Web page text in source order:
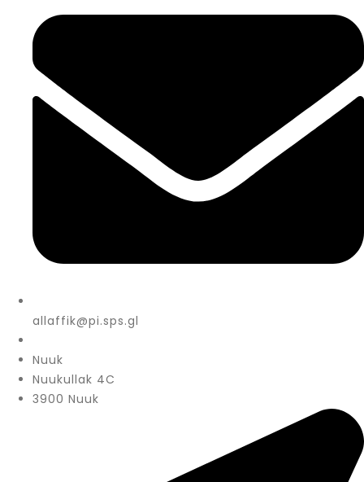
allaffik@pi.sps.gl
Nuuk
Nuukullak 4C
3900 Nuuk